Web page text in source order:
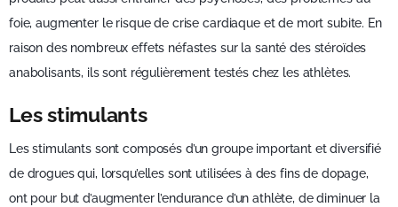
foie, augmenter le risque de crise cardiaque et de mort subite. En
raison des nombreux effets néfastes sur la santé des stéroïdes
anabolisants, ils sont régulièrement testés chez les athlètes.
Les stimulants
Les stimulants sont composés d’un groupe important et diversifié
de drogues qui, lorsqu’elles sont utilisées à des fins de dopage,
ont pour but d’augmenter l’endurance d’un athlète, de diminuer la